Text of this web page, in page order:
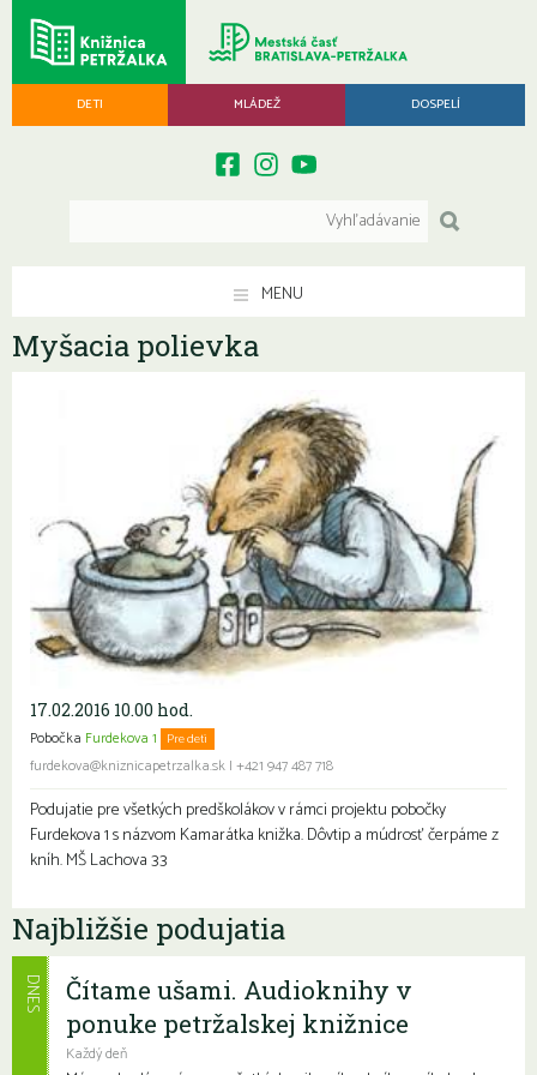
DETI MLÁDEŽ DOSPELÍ
MENU
Myšacia polievka
17.02.2016 10.00 hod.
Pobočka Furdekova 1 Pre deti
furdekova@kniznicapetrzalka.sk | +421 947 487 718
Podujatie pre všetkých predškolákov v rámci projektu pobočky
Furdekova 1 s názvom Kamarátka knižka. Dôvtip a múdrosť čerpáme z
kníh. MŠ Lachova 33
Najbližšie podujatia
Čítame ušami. Audioknihy v
ponuke petržalskej knižnice
Každý deň
DNES